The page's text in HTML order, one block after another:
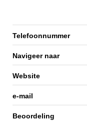
Telefoonnummer
Navigeer naar
Website
e-mail
Beoordeling